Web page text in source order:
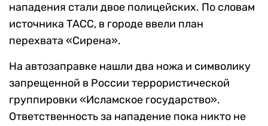
нападения стали двое полицейских. По словам
источника ТАСС, в городе ввели план
перехвата «Сирена».
На автозаправке нашли два ножа и символику
запрещенной в России террористической
группировки «Исламское государство».
Ответственность за нападение пока никто не